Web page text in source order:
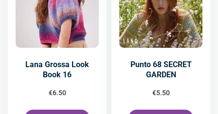
Lana Grossa Look
Book 16
€6.50
Punto 68 SECRET
GARDEN
€5.50